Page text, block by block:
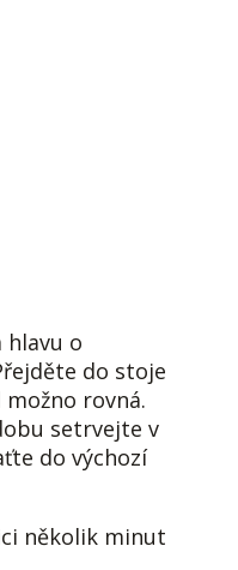
hlavu o
do stoje
rovná.
setrvejte v
do výchozí
několik minut